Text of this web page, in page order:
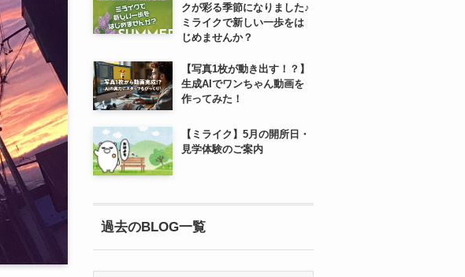
クが彩る季節になりました♪
ミライクで新しい一歩をは
じめませんか？
【写真1枚が動き出す！？】
生成AIでワンちゃん動画を
作ってみた！
【ミライク】5月の開所日・
見学体験のご案内
過去のBLOG一覧